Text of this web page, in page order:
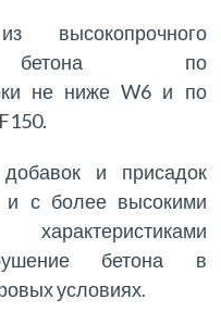
высокопрочного
бетона по
не ниже W6 и по
и присадок
с более высокими
бетона в
условиях.